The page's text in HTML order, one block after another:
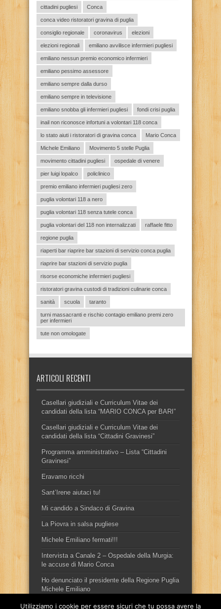
cittadini pugliesi Conca
conca video ristoratori gravina di puglia
consiglio regionale coronavirus elezioni
elezioni regionali emiliano avvilisce infermieri pugliesi
emiliano nessun premio economico infermieri
emiliano pessimo assessore
emiliano sempre dalla durso
emiliano sempre in televisione
emiliano snobba gli infermieri pugliesi fondi crisi puglia
inail non riconosce infortuni a volontari 118 conca
lo stato aiuti i ristoratori di gravina conca Mario Conca
Michele Emiliano Movimento 5 stelle Puglia
movimento cittadini pugliesi ospedale di venere
pier luigi lopalco policlinico
premio emiliano infermieri pugliesi zero
puglia volontari 118 a nero
puglia volontari 118 senza tutele conca
puglia volontari del 118 non internalizzati raffaele fitto
regione puglia
riaperti bar riaprire bar stazioni di servizio conca puglia
riaprire bar stazioni di servizio puglia
risorse economiche infermieri pugliesi
ristoratori gravina custodi di tradizioni culinarie conca
sanità scuola taranto
turni massacranti e rischio contagio emiliano premi zero
per infermieri
tute non omologate
ARTICOLI RECENTI
Casellari giudiziali e Curriculum Vitae dei
candidati della lista “MARIO CONCA per BARI”
Casellari giudiziali e Curriculum Vitae dei
candidati della lista “Cittadini Gravinesi”
Programma amministrativo – Lista “Cittadini
Gravinesi”
Eravamo ricchi
Sant’Irene aiutaci tu!
Mi candido a Sindaco di Gravina
La Piovra in salsa pugliese
Michele Emiliano fermati!!!
Intervista a Canale 2 – Ospedale della Murgia:
le accuse di Mario Conca
Ho denunciato il presidente della Regione Puglia
Michele Emiliano
Utilizziamo i cookie per essere sicuri che tu possa avere la